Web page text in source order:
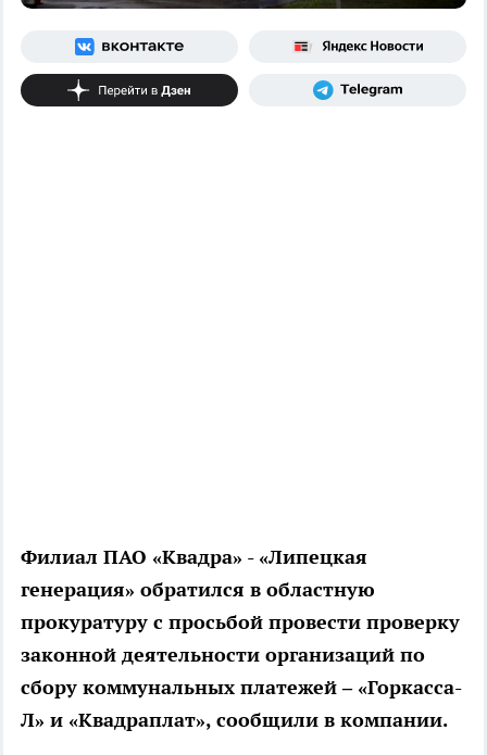
Филиал ПАО «Квадра» - «Липецкая
генерация» обратился в областную
прокуратуру с просьбой провести проверку
законной деятельности организаций по
сбору коммунальных платежей – «Горкасса-
Л» и «Квадраплат», сообщили в компании.